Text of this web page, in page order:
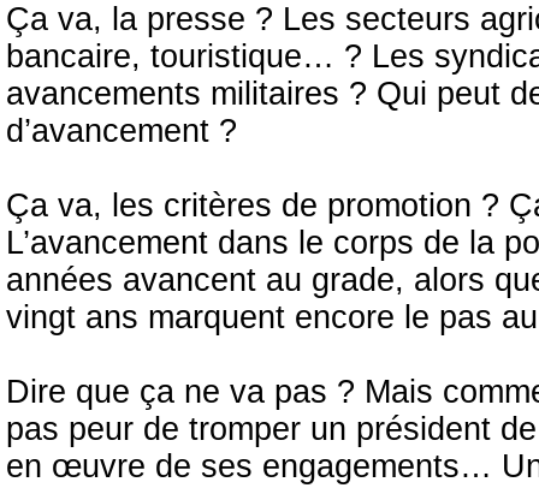
Ça va, la presse ? Les secteurs
bancaire, touristique… ? Les
avancements militaires ? Qui peut
d’avancement ?
Ça va, les critères de promotion ?
L’avancement dans le corps de la
années avancent au grade, alors
vingt ans marquent encore le pas
Dire que ça ne va pas ? Mais
pas peur de tromper un président
en œuvre de ses engagements…